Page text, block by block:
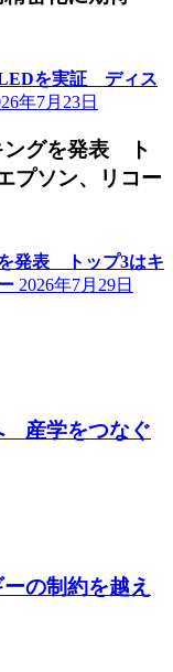
LEDを実証 ディス
年7月23日
ングを発表 ト
プソン、リコー
発表 トップ3はキ
2026年7月29日
産学をつなぐ
の制約を越え